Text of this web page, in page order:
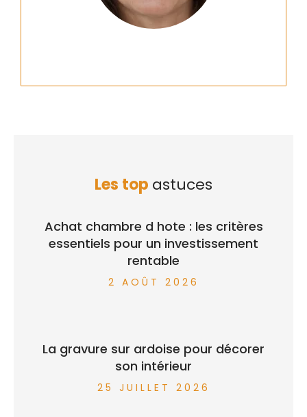
Les top astuces
Achat chambre d hote : les critères
essentiels pour un investissement
rentable
2 AOÛT 2026
La gravure sur ardoise pour décorer
son intérieur
25 JUILLET 2026